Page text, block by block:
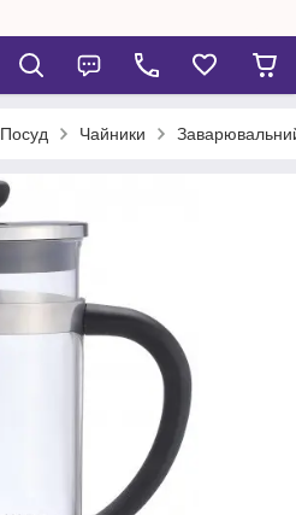
Посуд Чайники